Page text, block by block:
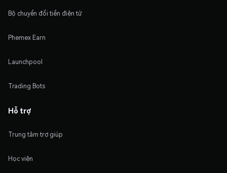
Bộ chuyển đổi tiền điện tử
Phemex Earn
Launchpool
Trading Bots
Hỗ trợ
Trung tâm trợ giúp
Học viện